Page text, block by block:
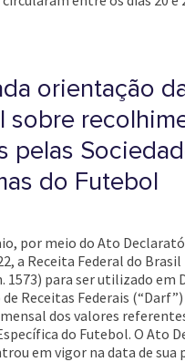
orientação
sobre
pelas
do Futebol
por meio do Ato
a Receita Federal do
1573) para ser utilizado em
Receitas Federais
dos valores
do Futebol. O Ato
em vigor na data de sua